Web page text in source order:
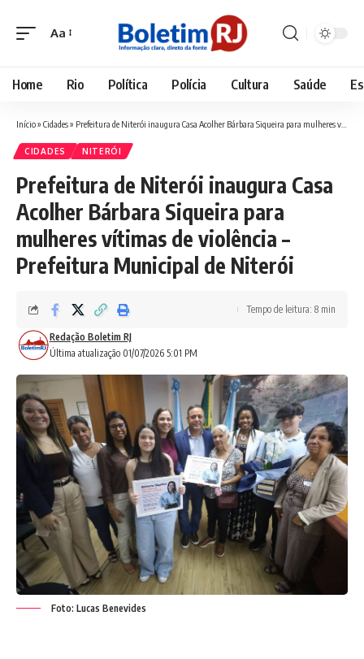
Font
Aa
Home Rio Política Polícia Cultura Saúde
Início» Cidades» Prefeitura de Niterói inaugura Casa Acolher Bárbara Siqueira para mulheres vítimas de violência – Prefeitura Municipal de Niterói
CIDADES NITERÓI
Prefeitura de Niterói inaugura Casa
Acolher Bárbara Siqueira para
mulheres vítimas de violência –
Prefeitura Municipal de Niterói
Última atualização 01/07/2026 5:01 PM
Redação Boletim RJ
Tempo de leitura: 8 min
Foto: Lucas Benevides